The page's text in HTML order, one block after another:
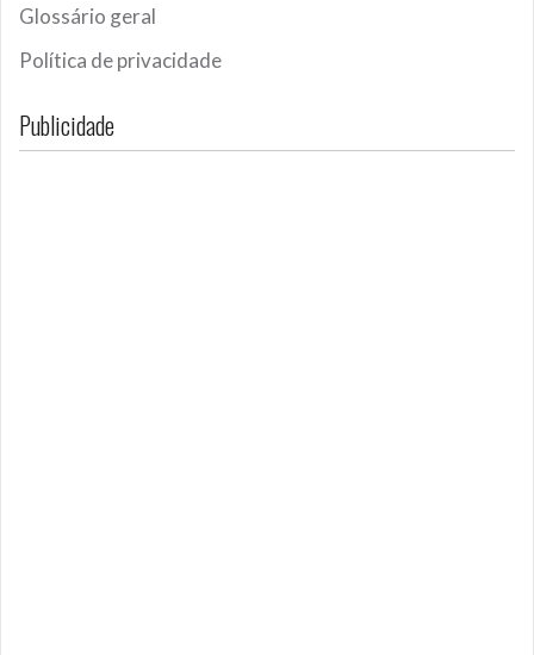
Glossário geral
Política de privacidade
Publicidade